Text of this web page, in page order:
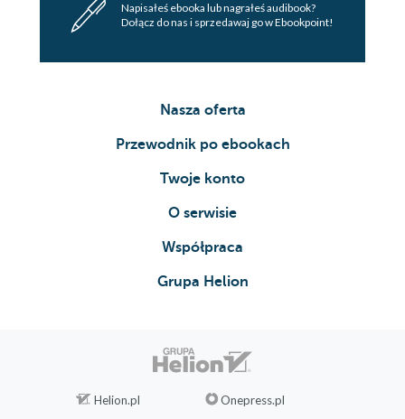
Napisałeś ebooka lub nagrałeś audibook?
Dołącz do nas i sprzedawaj go w Ebookpoint!
Nasza oferta
Przewodnik po ebookach
Twoje konto
O serwisie
Współpraca
Grupa Helion
Helion.pl Onepress.pl